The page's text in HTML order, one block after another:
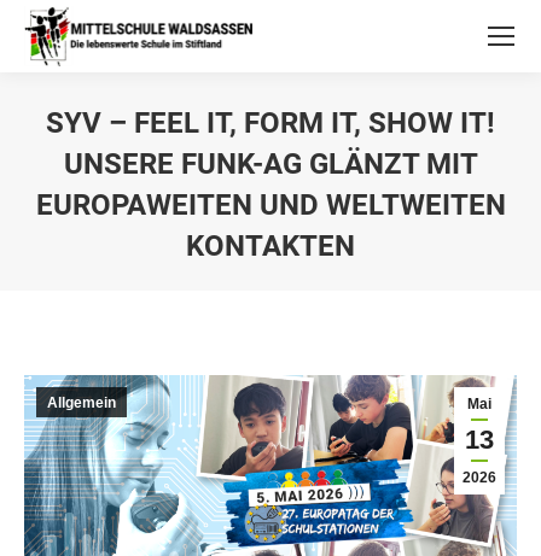
SYV – FEEL IT, FORM IT, SHOW IT!
UNSERE FUNK-AG GLÄNZT MIT
EUROPAWEITEN UND WELTWEITEN
KONTAKTEN
Mai
13
2026
Allgemein